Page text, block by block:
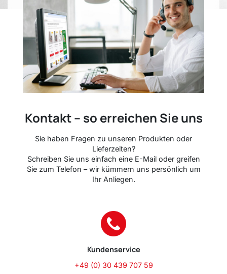
Kontakt – so erreichen Sie uns
Sie haben Fragen zu unseren Produkten oder
Lieferzeiten?
Schreiben Sie uns einfach eine E-Mail oder greifen
Sie zum Telefon – wir kümmern uns persönlich um
Ihr Anliegen.
Kundenservice
+49 (0) 30 439 707 59